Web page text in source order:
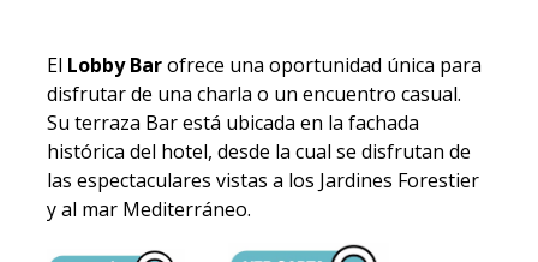
El Lobby Barofrece una oportunidad única para
disfrutar de una charla o un encuentro casual.
Su terraza Bar está ubicada en la fachada
histórica del hotel, desde la cual se disfrutan de
las espectaculares vistas a los Jardines Forestier
y al mar Mediterráneo.